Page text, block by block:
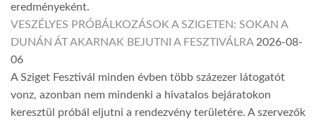
eredményeként.
VESZÉLYES PRÓBÁLKOZÁSOK A SZIGETEN: SOKAN A
DUNÁN ÁT AKARNAK BEJUTNI A FESZTIVÁLRA 2026-08-
06
A Sziget Fesztivál minden évben több százezer látogatót
vonz, azonban nem mindenki a hivatalos bejáratokon
keresztül próbál eljutni a rendezvény területére. A szervezők